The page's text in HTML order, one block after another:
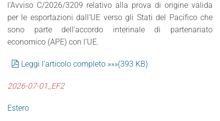
l’Avviso C/2026/3209 relativo alla prova di origine valida
per le esportazioni dall’UE verso gli Stati del Pacifico che
sono parte dell’accordo interinale di partenariato
economico (APE) con l’UE.
pdf
Leggi l'articolo completo »»»(393 KB)
2026-07-01_EF2
Estero